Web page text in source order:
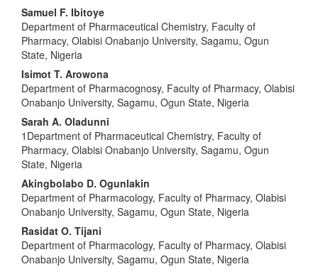
Main
Article
Content
Samuel F. Ibitoye
Department of Pharmaceutical Chemistry, Faculty of
Pharmacy, Olabisi Onabanjo University, Sagamu, Ogun
State, Nigeria
Isimot T. Arowona
Department of Pharmacognosy, Faculty of Pharmacy, Olabisi
Onabanjo University, Sagamu, Ogun State, Nigeria
Sarah A. Oladunni
1Department of Pharmaceutical Chemistry, Faculty of
Pharmacy, Olabisi Onabanjo University, Sagamu, Ogun
State, Nigeria
Akingbolabo D. Ogunlakin
Department of Pharmacology, Faculty of Pharmacy, Olabisi
Onabanjo University, Sagamu, Ogun State, Nigeria
Rasidat O. Tijani
Department of Pharmacology, Faculty of Pharmacy, Olabisi
Onabanjo University, Sagamu, Ogun State, Nigeria